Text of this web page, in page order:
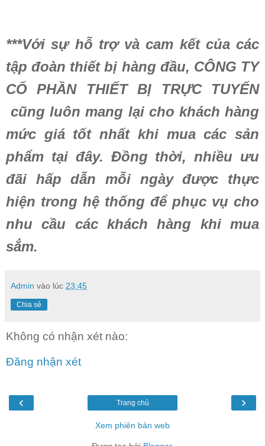
***Với sự hỗ trợ và cam kết của các
tập đoàn thiết bị hàng đầu, CÔNG TY
CỔ PHẦN THIẾT BỊ TRỰC TUYẾN
cũng luôn mang lại cho khách hàng
mức giá tốt nhất khi mua các sản
phẩm tại đây. Đồng thời, nhiều ưu
đãi hấp dẫn mỗi ngày được thực
hiện trong hệ thống để phục vụ cho
nhu cầu các khách hàng khi mua
sắm.
Admin vào lúc 23:45
Chia sẻ
Không có nhận xét nào:
Đăng nhận xét
‹ ›
Trang chủ
Xem phiên bản web